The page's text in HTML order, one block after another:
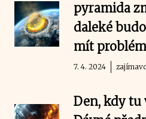
pyramida
daleké
mít
7. 4. 2024
Den, kdy tu